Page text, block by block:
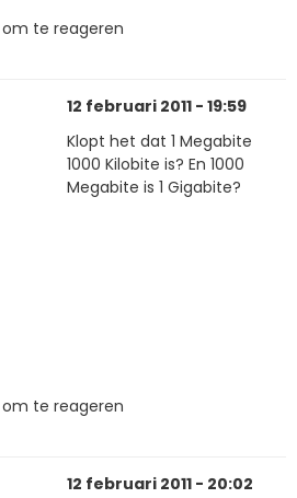
om te reageren
12 februari 2011 - 19:59
Klopt het dat 1 Megabite
1000 Kilobite is? En 1000
Megabite is 1 Gigabite?
om te reageren
12 februari 2011 - 20:02